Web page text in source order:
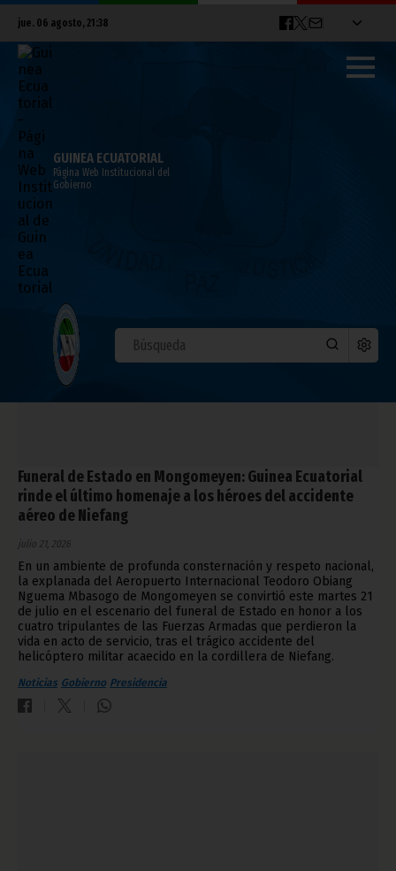
jue. 06 agosto, 21:38
GUINEA ECUATORIAL
Página Web Institucional del
Gobierno
ÚLTIMAS NOTICIAS
Funeral de Estado en Mongomeyen: Guinea Ecuatorial
rinde el último homenaje a los héroes del accidente
aéreo de Niefang
julio 21, 2026
En un ambiente de profunda consternación y respeto nacional,
la explanada del Aeropuerto Internacional Teodoro Obiang
Nguema Mbasogo de Mongomeyen se convirtió este martes 21
de julio en el escenario del funeral de Estado en honor a los
cuatro tripulantes de las Fuerzas Armadas que perdieron la
vida en acto de servicio, tras el trágico accidente del
helicóptero militar acaecido en la cordillera de Niefang.
Noticias Gobierno Presidencia